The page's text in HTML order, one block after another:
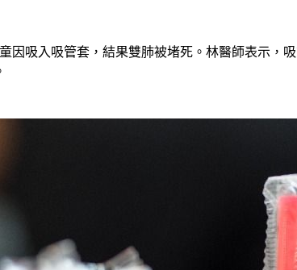
因吸入吸管套，結果雙肺被堵死。林醫師表示，